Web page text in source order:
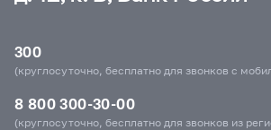
300
(круглосуточно, бесплатно для звонков с
8 800 300-30-00
(круглосуточно, бесплатно для звонков из